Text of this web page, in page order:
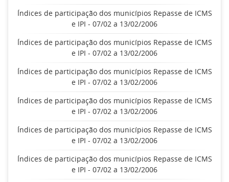
Índices de participação dos municípios Repasse de ICMS
e IPI - 07/02 a 13/02/2006
Índices de participação dos municípios Repasse de ICMS
e IPI - 07/02 a 13/02/2006
Índices de participação dos municípios Repasse de ICMS
e IPI - 07/02 a 13/02/2006
Índices de participação dos municípios Repasse de ICMS
e IPI - 07/02 a 13/02/2006
Índices de participação dos municípios Repasse de ICMS
e IPI - 07/02 a 13/02/2006
Índices de participação dos municípios Repasse de ICMS
e IPI - 07/02 a 13/02/2006